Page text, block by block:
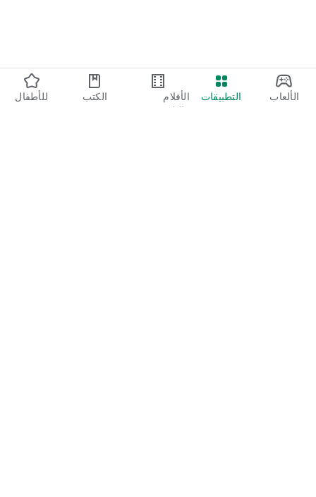
الألعاب التطبيقات
الأفلام
والتلفزيون
الكتب للأطفال